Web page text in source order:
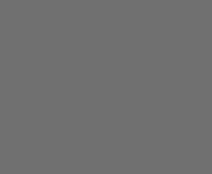
par toi.
une déclaration du sous-secrétaire
humanitaires et coordinateur des
Tom Fletcher, qui est effectivement
pour participer à la conférence
de l'ONU et d'autres
extérieurs à l'ONU.